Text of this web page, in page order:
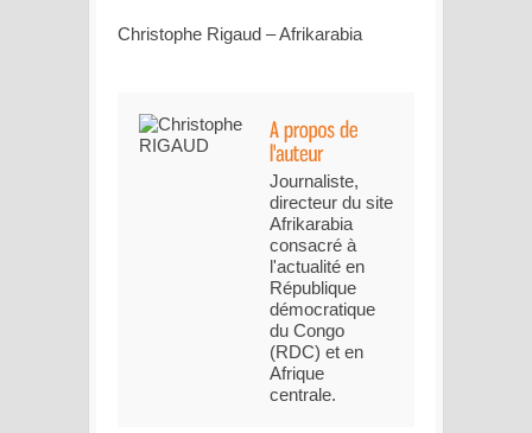
Christophe Rigaud – Afrikarabia
Journaliste,
directeur du site
Afrikarabia
consacré à
l'actualité en
République
démocratique
du Congo
(RDC) et en
Afrique
centrale.